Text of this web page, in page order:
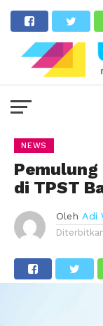
NEWS
di TPST
Oleh Adi